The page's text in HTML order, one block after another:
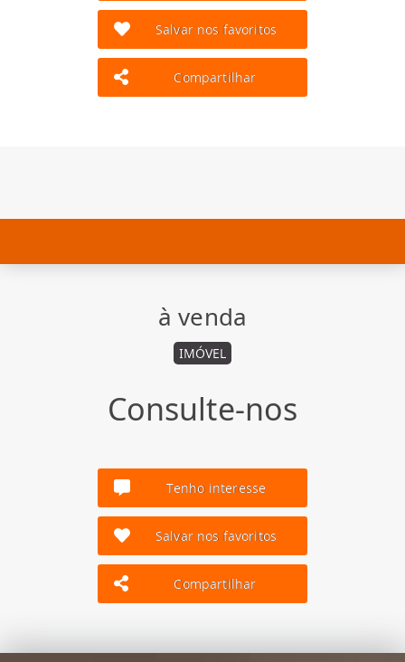
Salvar nos favoritos
Compartilhar
à venda
IMÓVEL
Consulte-nos
Tenho interesse
Salvar nos favoritos
Compartilhar